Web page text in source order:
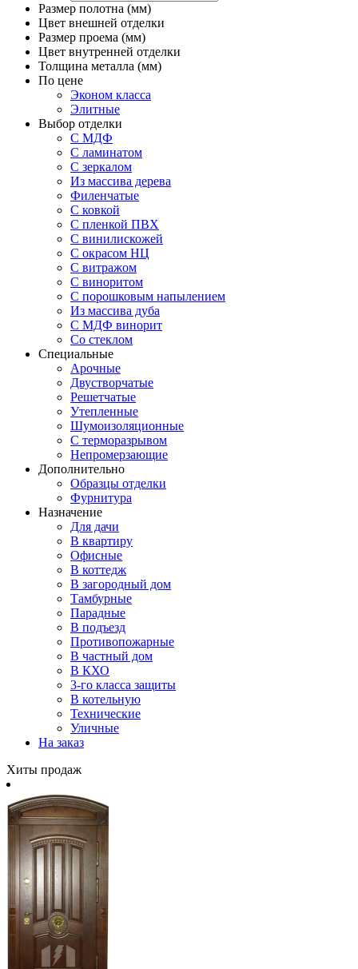
Размер полотна (мм)
Цвет внешней отделки
Размер проема (мм)
Цвет внутренней отделки
Толщина металла (мм)
По цене
Эконом класса
Элитные
Выбор отделки
С МДФ
С ламинатом
С зеркалом
Из массива дерева
Филенчатые
С ковкой
С пленкой ПВХ
С винилискожей
С окрасом НЦ
С витражом
С виноритом
С порошковым напылением
Из массива дуба
С МДФ винорит
Со стеклом
Специальные
Арочные
Двустворчатые
Решетчатые
Утепленные
Шумоизоляционные
С терморазрывом
Непромерзающие
Дополнительно
Образцы отделки
Фурнитура
Назначение
Для дачи
В квартиру
Офисные
В коттедж
В загородный дом
Тамбурные
Парадные
В подъезд
Противопожарные
В частный дом
В КХО
3-го класса защиты
В котельную
Технические
Уличные
На заказ
Хиты продаж